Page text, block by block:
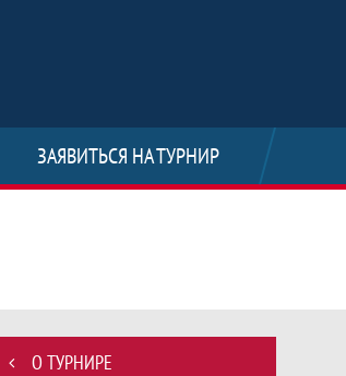
ЗАЯВИТЬСЯ НА ТУРНИР
Создано на
О ТУРНИРЕтурнира